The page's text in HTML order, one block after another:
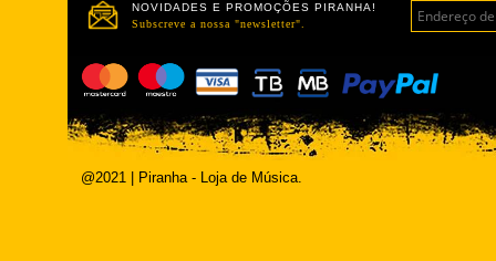
NOVIDADES E PROMOÇÕES PIRANHA!
Subscreve a nossa "newsletter".
@2021 | Piranha - Loja de Música.